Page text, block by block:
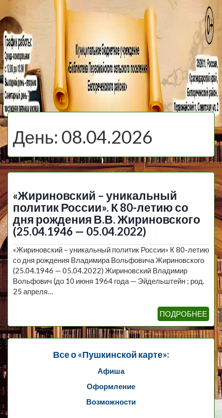
МБУ Библиотека
Первомайского
Сельского
Поселения
День: 08.04.2026
«Жириновский – уникальный
политик России». К 80-летию со
дня рождения В.В. Жириновского
(25.04.1946 — 05.04.2022)
«Жириновский – уникальный политик России» К 80-летию
со дня рождения Владимира Вольфовича Жириновского
(25.04.1946 — 05.04.2022) Жириновский Владимир
Вольфович (до 10 июня 1964 года — Эйдельштейн ; род.
25 апреля…
ПОДРОБНЕЕ
Все о «Пушкинской карте»:
Афиша
Оформление
Возможности